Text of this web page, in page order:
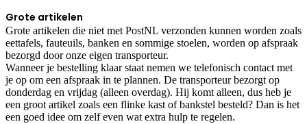
Grote artikelen
Grote artikelen die niet met PostNL verzonden kunnen worden zoals
eettafels, fauteuils, banken en sommige stoelen, worden op afspraak
bezorgd door onze eigen transporteur.
Wanneer je bestelling klaar staat nemen we telefonisch contact met
je op om een afspraak in te plannen. De transporteur bezorgt op
donderdag en vrijdag (alleen overdag). Hij komt alleen, dus heb je
een groot artikel zoals een flinke kast of bankstel besteld? Dan is het
een goed idee om zelf even wat extra hulp te regelen.